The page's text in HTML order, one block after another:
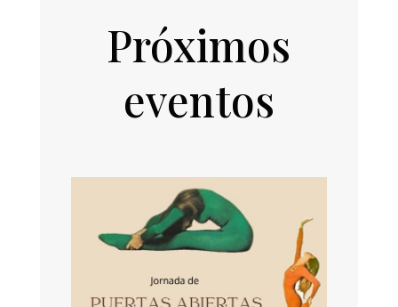
Próximos
eventos